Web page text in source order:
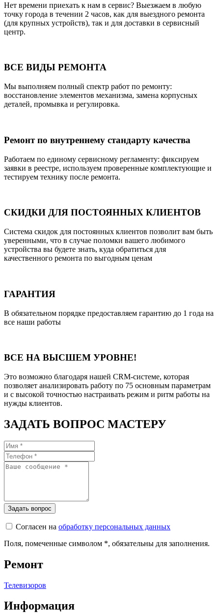
Нет времени приехать к нам в сервис? Выезжаем в любую
точку города в течении 2 часов, как для выездного ремонта
(для крупных устройств), так и для доставки в сервисный
центр.
ВСЕ ВИДЫ РЕМОНТА
Мы выполняем полный спектр работ по ремонту:
восстановление элементов механизма, замена корпусных
деталей, промывка и регулировка.
Ремонт по внутреннему стандарту качества
Работаем по единому сервисному регламенту: фиксируем
заявки в реестре, используем проверенные комплектующие и
тестируем технику после ремонта.
СКИДКИ ДЛЯ ПОСТОЯННЫХ КЛИЕНТОВ
Система скидок для постоянных клиентов позволит вам быть
уверенными, что в случае поломки вашего любимого
устройства вы будете знать, куда обратиться для
качественного ремонта по выгодным ценам
ГАРАНТИЯ
В обязательном порядке предоставляем гарантию до 1 года на
все наши работы
ВСЕ НА ВЫСШЕМ УРОВНЕ!
Это возможно благодаря нашей CRM-системе, которая
позволяет анализировать работу по 75 основным параметрам
и с высокой точностью настраивать режим и ритм работы на
нужды клиентов.
ЗАДАТЬ ВОПРОС МАСТЕРУ
Согласен на обработку персональных данных
Поля, помеченные символом *, обязательны для заполнения.
Ремонт
Телевизоров
Информация